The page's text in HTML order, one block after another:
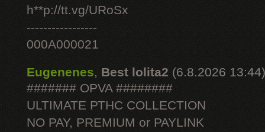
h**p://tt.vg/URoSx
-----------------
000A000021
Eugenenes, Best lolita2 (6.8.2026 13:44)
####### OPVA ########
ULTIMATE РТНС COLLECTION
NO PAY, PREMIUM or PAYLINK